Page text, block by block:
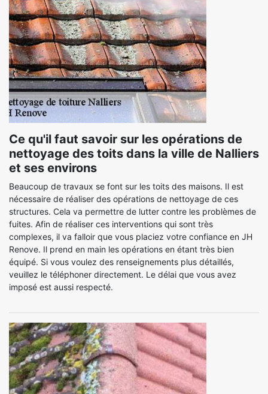
Ce qu'il faut savoir sur les opérations de
nettoyage des toits dans la ville de Nalliers
et ses environs
Beaucoup de travaux se font sur les toits des maisons. Il est
nécessaire de réaliser des opérations de nettoyage de ces
structures. Cela va permettre de lutter contre les problèmes de
fuites. Afin de réaliser ces interventions qui sont très
complexes, il va falloir que vous placiez votre confiance en JH
Renove. Il prend en main les opérations en étant très bien
équipé. Si vous voulez des renseignements plus détaillés,
veuillez le téléphoner directement. Le délai que vous avez
imposé est aussi respecté.